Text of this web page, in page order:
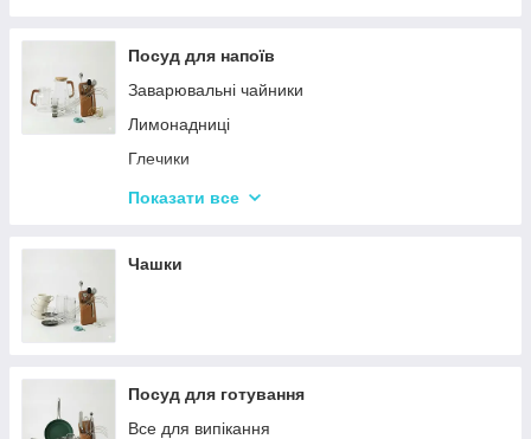
Терки
Набори для спецій
Ємності для зберігання
Набори кухонних ножів і лопаток
Маслянки
Посуд для напоїв
Заварювальні чайники
Лимонадниці
Глечики
Склянки
Келихи
Показати все
Чашки
Посуд для готування
Все для випікання